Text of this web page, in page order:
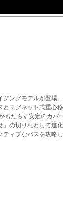
ングモデルが登場
とマグネット式重心
もたらす安定のカバ
の切り札として進
ィブなバスを攻略し